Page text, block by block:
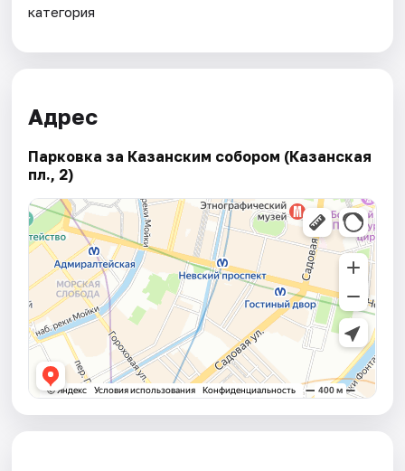
категория
Адрес
Парковка за Казанским собором (Казанская
пл., 2)